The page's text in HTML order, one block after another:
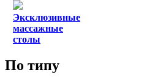
Эксклюзивные
массажные
столы
По типу